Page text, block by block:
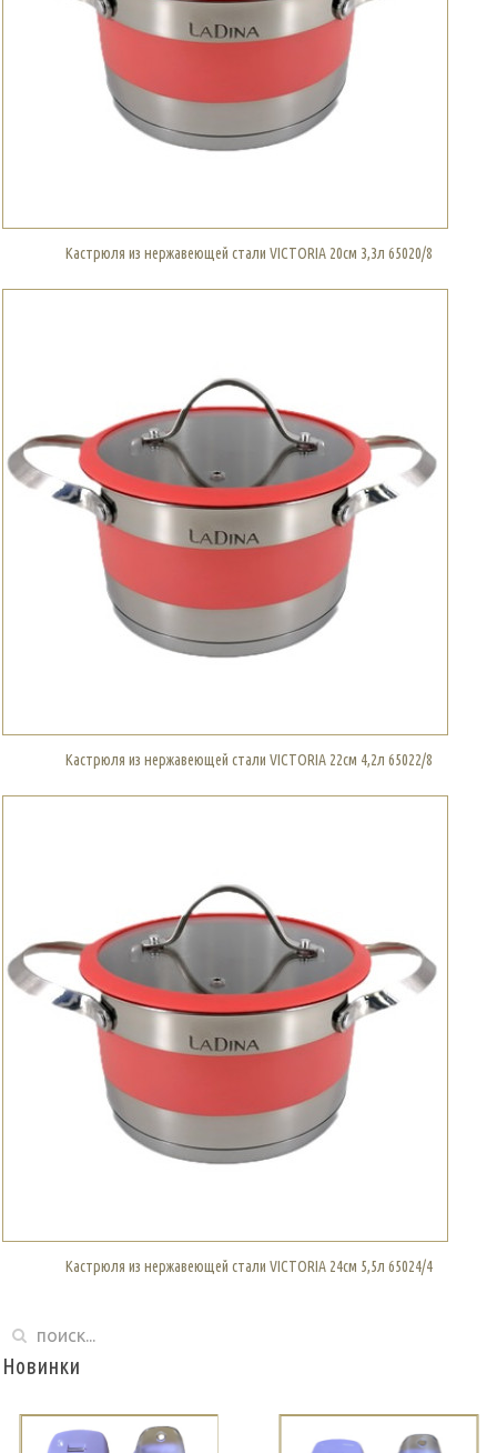
Кастрюля из нержавеющей стали VICTORIA 20см 3,3л 65020/8
Кастрюля из нержавеющей стали VICTORIA 22см 4,2л 65022/8
Кастрюля из нержавеющей стали VICTORIA 24см 5,5л 65024/4
Новинки